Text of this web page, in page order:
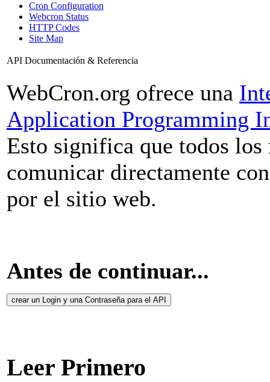
Cron Configuration
Webcron Status
HTTP Codes
Site Map
API Documentación & Referencia
WebCron.org ofrece una
Application Programming
Esto significa que todos los
comunicar directamente
por el sitio web.
Antes de continuar...
crear un Login y una Contraseña para el API
Leer Primero